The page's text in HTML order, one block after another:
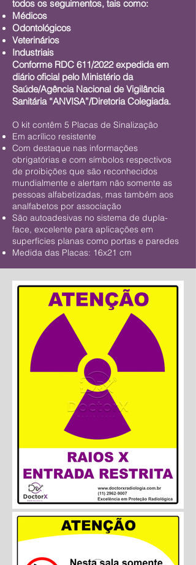
todos os seguimentos, tais como:
Médicos
Odontológicos
Veterinários
Industriais
Conforme RDC 611/2022 expedida em
diário oficial pelo Ministério da
Saúde/Agência Nacional de Vigilância
Sanitária “ANVISA”/Diretoria Colegiada.
O kit contêm 5 Placas de Sinalização
Em acrílico resistente
Com destaque nas informações
obrigatórias e com símbolos respectivos
de proibições que são reconhecidos
mundialmente e alertam não somente as
pessoas alfabetizadas, mas também aos
analfabetos por associação
São autoadesivas no sistema de dupla-
face, excelente para aplicações em
superfícies planas como portas e paredes
Medida das Placas: 16x21 cm